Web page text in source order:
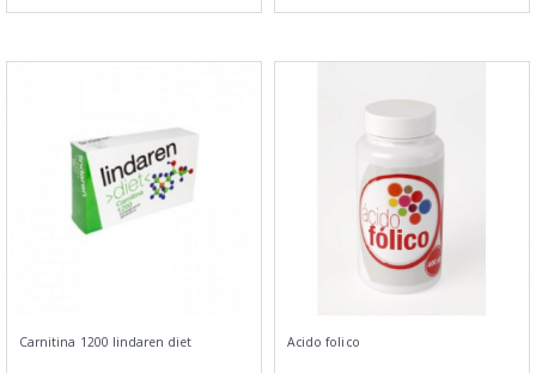
Carnitina 1200 lindaren diet Acido folico